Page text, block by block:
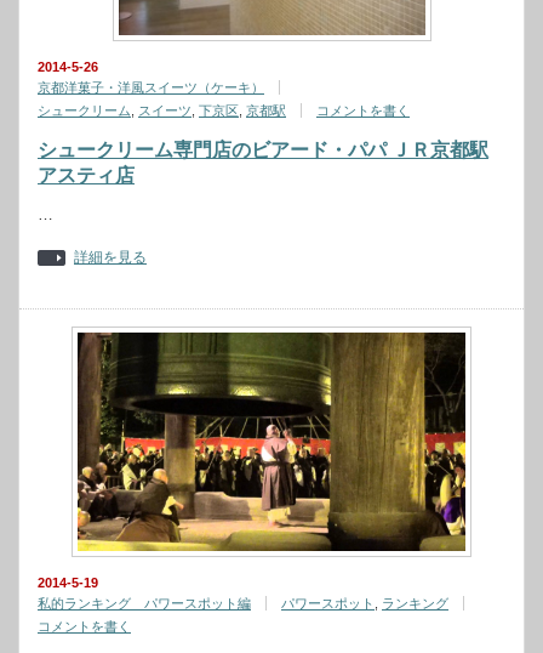
2014-5-26
京都洋菓子・洋風スイーツ（ケーキ）
シュークリーム
スイーツ 下京区 京都駅 コメントを書く
シュークリーム専門店のビアード・パパ ＪＲ京都駅
アスティ店
詳細を見る
2014-5-19
私的ランキング パワースポット編
パワースポット
ランキング
コメントを書く